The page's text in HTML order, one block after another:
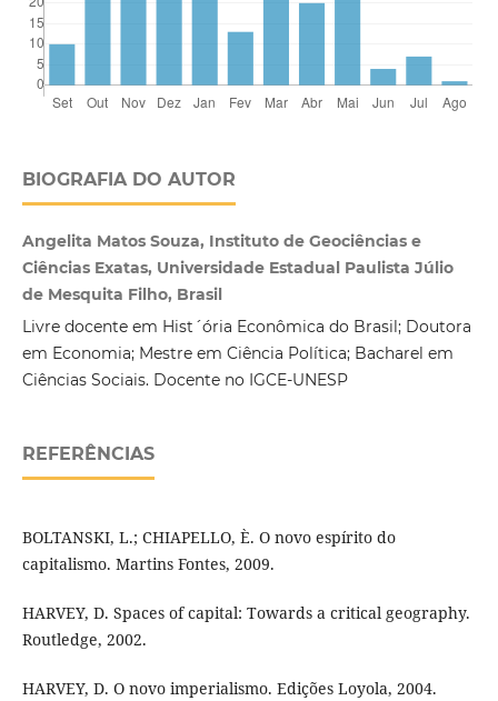
BIOGRAFIA DO AUTOR
Angelita Matos Souza, Instituto de Geociências e
Ciências Exatas, Universidade Estadual Paulista Júlio
de Mesquita Filho, Brasil
Livre docente em Hist´ória Econômica do Brasil; Doutora
em Economia; Mestre em Ciência Política; Bacharel em
Ciências Sociais. Docente no IGCE-UNESP
REFERÊNCIAS
BOLTANSKI, L.; CHIAPELLO, È. O novo espírito do
capitalismo. Martins Fontes, 2009.
HARVEY, D. Spaces of capital: Towards a critical geography.
Routledge, 2002.
HARVEY, D. O novo imperialismo. Edições Loyola, 2004.